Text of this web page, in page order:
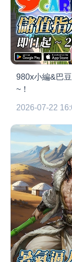
980x小編&巴
~！
2026-07-22